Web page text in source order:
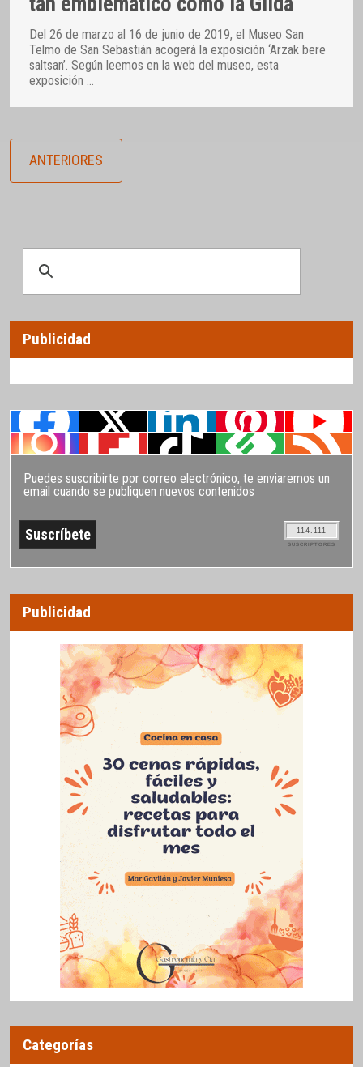
Del 26 de marzo al 16 de junio de 2019, el Museo San
Telmo de San Sebastián acogerá la exposición ‘Arzak bere
saltsan’. Según leemos en la web del museo, esta
exposición
ANTERIORES
Publicidad
Puedes suscribirte por correo electrónico, te enviaremos un
email cuando se publiquen nuevos contenidos
114.111
SUSCRIPTORES
Publicidad
Categorías